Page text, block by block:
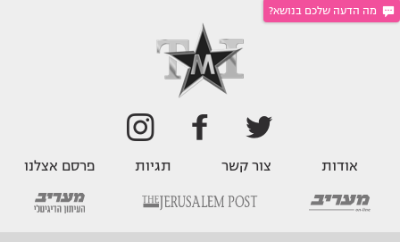
מה הדעה שלכם בנושא?
אודות צור קשר תגיות פרסם אצלנו